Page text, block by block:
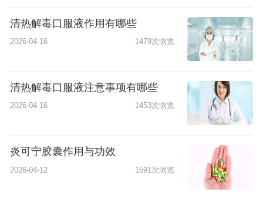
清热解毒口服液作用有哪些
2026-04-16 1479次浏览
清热解毒口服液注意事项有哪些
2026-04-16 1453次浏览
炎可宁胶囊作用与功效
2026-04-12 1591次浏览